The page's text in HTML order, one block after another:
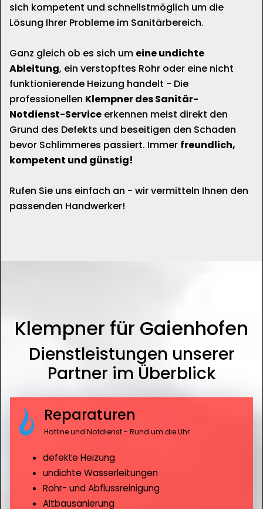
sich kompetent und schnellstmöglich um die
Lösung Ihrer Probleme im Sanitärbereich.
Ganz gleich ob es sich um eine undichte
Ableitung, ein verstopftes Rohr oder eine nicht
funktionierende Heizung handelt - Die
professionellen Klempner des Sanitär-
Notdienst-Service erkennen meist direkt den
Grund des Defekts und beseitigen den Schaden
bevor Schlimmeres passiert. Immer freundlich,
kompetent und günstig!
Rufen Sie uns einfach an - wir vermitteln Ihnen den
passenden Handwerker!
Klempner für Gaienhofen
Dienstleistungen unserer
Partner im Überblick
Reparaturen
Hotline und Notdienst - Rund um die Uhr
defekte Heizung
undichte Wasserleitungen
Rohr- und Abflussreinigung
Altbausanierung